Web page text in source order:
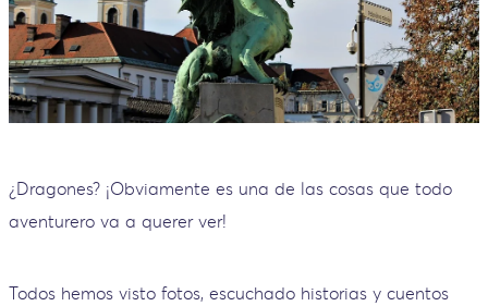
¿Dragones? ¡Obviamente es una de las cosas que todo
aventurero va a querer ver!
Todos hemos visto fotos, escuchado historias y cuentos